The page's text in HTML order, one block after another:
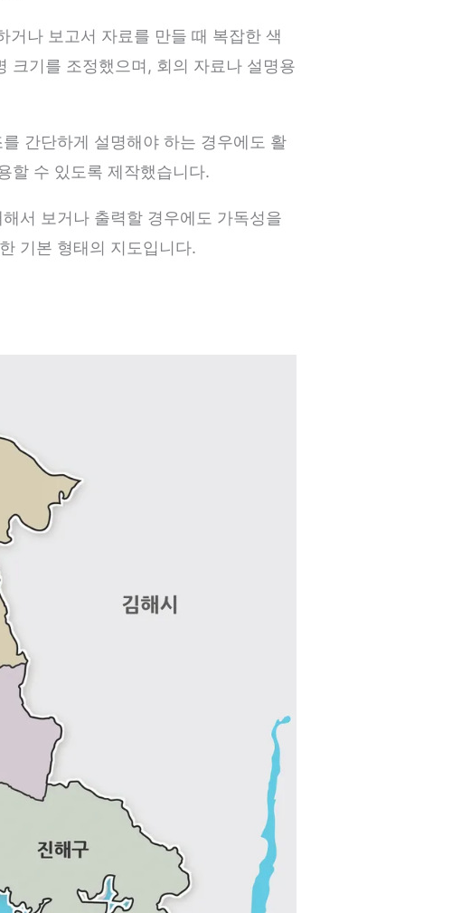
거나 보고서 자료를 만들 때 복잡한 색
크기를 조정했으며, 회의 자료나 설명용
간단하게 설명해야 하는 경우에도 활
할 수 있도록 제작했습니다.
서 보거나 출력할 경우에도 가독성을
기본 형태의 지도입니다.